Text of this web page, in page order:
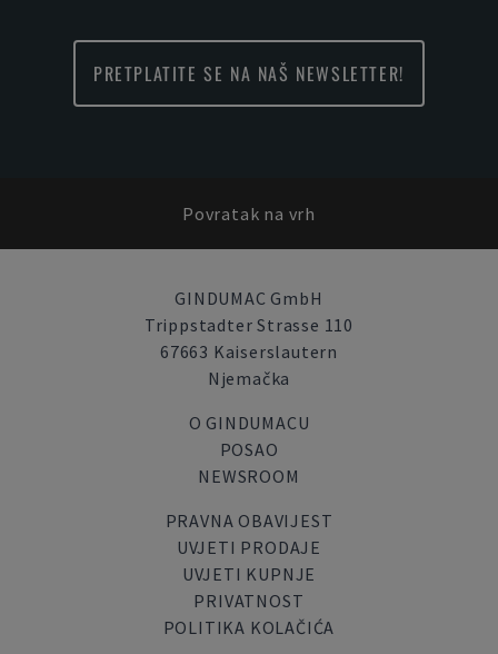
PRETPLATITE SE NA NAŠ NEWSLETTER!
Povratak na vrh
GINDUMAC GmbH
Trippstadter Strasse 110
67663 Kaiserslautern
Njemačka
O GINDUMACU
POSAO
NEWSROOM
PRAVNA OBAVIJEST
UVJETI PRODAJE
UVJETI KUPNJE
PRIVATNOST
POLITIKA KOLAČIĆA